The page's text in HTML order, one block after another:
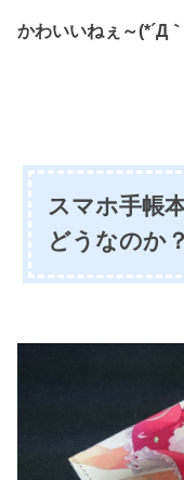
かわいいねぇ～(*´Д
スマホ手帳
どうなのか？